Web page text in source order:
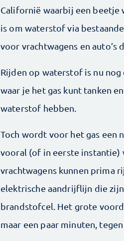
Californië waarbij een
is om waterstof via
voor vrachtwagens en
Rijden op waterstof is nu
waar je het gas kunt tanken
waterstof hebben.
Toch wordt voor het gas een
vooral (of in eerste instantie)
vrachtwagens kunnen prima
elektrische aandrijflijn die
brandstofcel. Het grote
maar een paar minuten,